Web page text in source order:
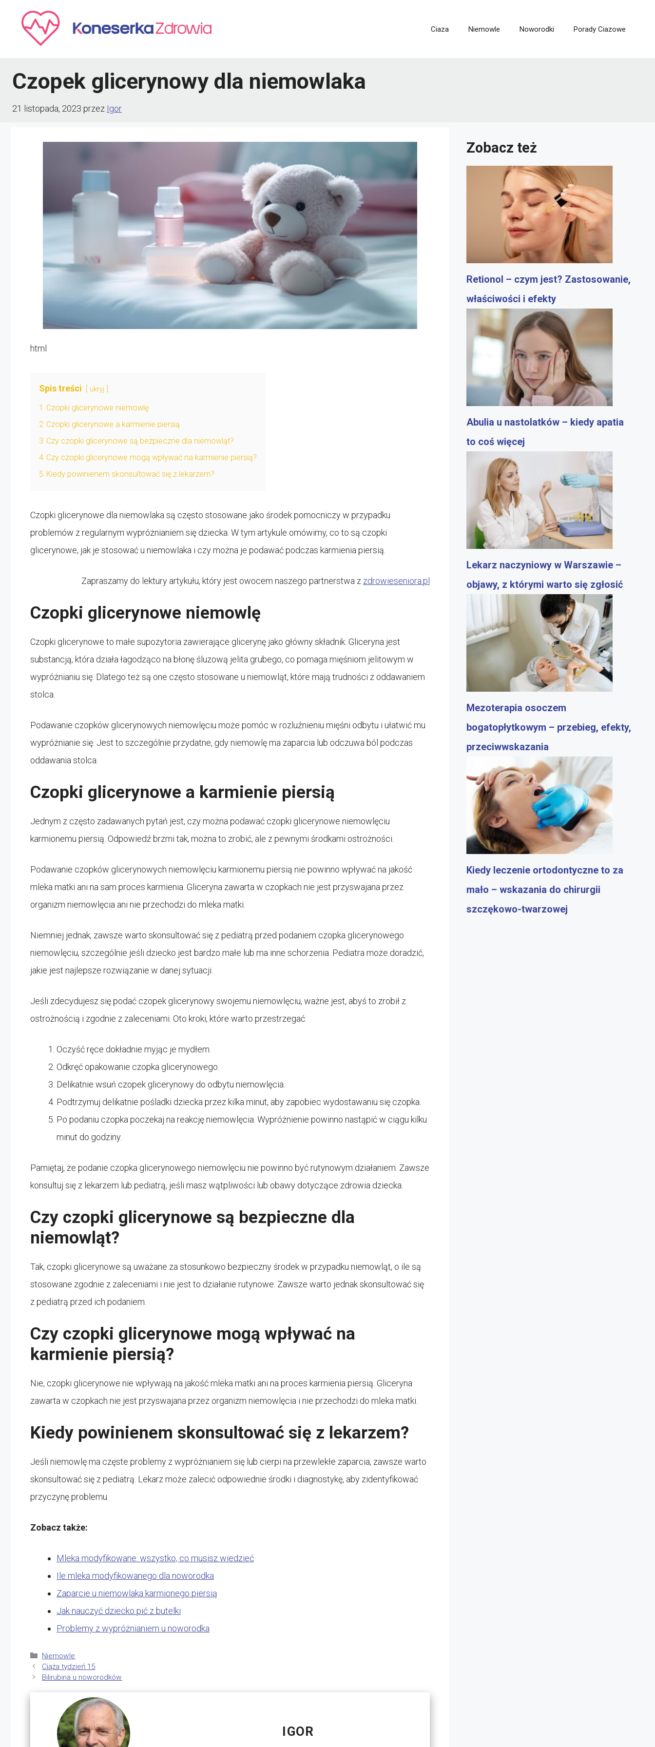
Ciaza Niemowle Noworodki Porady Ciazowe
Czopek glicerynowy dla niemowlaka
21 listopada, 2023 przez Igor
html
Spis treści ukryj
1 Czopki glicerynowe niemowlę
2 Czopki glicerynowe a karmienie piersią
3 Czy czopki glicerynowe są bezpieczne dla niemowląt?
4 Czy czopki glicerynowe mogą wpływać na karmienie piersią?
5 Kiedy powinienem skonsultować się z lekarzem?
Czopki glicerynowe dla niemowlaka są często stosowane jako środek pomocniczy w przypadku
problemów z regularnym wypróżnianiem się dziecka. W tym artykule omówimy, co to są czopki
glicerynowe, jak je stosować u niemowlaka i czy można je podawać podczas karmienia piersią.
Zapraszamy do lektury artykułu, który jest owocem naszego partnerstwa z zdrowieseniora.pl
Czopki glicerynowe niemowlę
Czopki glicerynowe to małe supozytoria zawierające glicerynę jako główny składnik. Gliceryna jest
substancją, która działa łagodząco na błonę śluzową jelita grubego, co pomaga mięśniom jelitowym w
wypróżnianiu się. Dlatego też są one często stosowane u niemowląt, które mają trudności z oddawaniem
stolca.
Podawanie czopków glicerynowych niemowlęciu może pomóc w rozluźnieniu mięśni odbytu i ułatwić mu
wypróżnianie się. Jest to szczególnie przydatne, gdy niemowlę ma zaparcia lub odczuwa ból podczas
oddawania stolca.
Czopki glicerynowe a karmienie piersią
Jednym z często zadawanych pytań jest, czy można podawać czopki glicerynowe niemowlęciu
karmionemu piersią. Odpowiedź brzmi tak, można to zrobić, ale z pewnymi środkami ostrożności.
Podawanie czopków glicerynowych niemowlęciu karmionemu piersią nie powinno wpływać na jakość
mleka matki ani na sam proces karmienia. Gliceryna zawarta w czopkach nie jest przyswajana przez
organizm niemowlęcia ani nie przechodzi do mleka matki.
Niemniej jednak, zawsze warto skonsultować się z pediatrą przed podaniem czopka glicerynowego
niemowlęciu, szczególnie jeśli dziecko jest bardzo małe lub ma inne schorzenia. Pediatra może doradzić,
jakie jest najlepsze rozwiązanie w danej sytuacji.
Jeśli zdecydujesz się podać czopek glicerynowy swojemu niemowlęciu, ważne jest, abyś to zrobił z
ostrożnością i zgodnie z zaleceniami. Oto kroki, które warto przestrzegać:
Oczyść ręce dokładnie myjąc je mydłem.
Odkręć opakowanie czopka glicerynowego.
Delikatnie wsuń czopek glicerynowy do odbytu niemowlęcia.
Podtrzymuj delikatnie pośladki dziecka przez kilka minut, aby zapobiec wydostawaniu się czopka.
Po podaniu czopka poczekaj na reakcję niemowlęcia. Wypróżnienie powinno nastąpić w ciągu kilku
minut do godziny.
Pamiętaj, że podanie czopka glicerynowego niemowlęciu nie powinno być rutynowym działaniem. Zawsze
konsultuj się z lekarzem lub pediatrą, jeśli masz wątpliwości lub obawy dotyczące zdrowia dziecka.
Czy czopki glicerynowe są bezpieczne dla
niemowląt?
Tak, czopki glicerynowe są uważane za stosunkowo bezpieczny środek w przypadku niemowląt, o ile są
stosowane zgodnie z zaleceniami i nie jest to działanie rutynowe. Zawsze warto jednak skonsultować się
z pediatrą przed ich podaniem.
Czy czopki glicerynowe mogą wpływać na
karmienie piersią?
Nie, czopki glicerynowe nie wpływają na jakość mleka matki ani na proces karmienia piersią. Gliceryna
zawarta w czopkach nie jest przyswajana przez organizm niemowlęcia i nie przechodzi do mleka matki.
Kiedy powinienem skonsultować się z lekarzem?
Jeśli niemowlę ma częste problemy z wypróżnianiem się lub cierpi na przewlekłe zaparcia, zawsze warto
skonsultować się z pediatrą. Lekarz może zalecić odpowiednie środki i diagnostykę, aby zidentyfikować
przyczynę problemu.
Zobacz także:
Mleka modyfikowane: wszystko, co musisz wiedzieć
Ile mleka modyfikowanego dla noworodka
Zaparcie u niemowlaka karmionego piersią
Jak nauczyć dziecko pić z butelki
Problemy z wypróżnianiem u noworodka
Kategorie
Niemowle
Ciąża tydzień 15
Bilirubina u noworodków
IGOR
Zobacz też
Retionol – czym jest? Zastosowanie,
właściwości i efekty
Abulia u nastolatków – kiedy apatia
to coś więcej
Lekarz naczyniowy w Warszawie –
objawy, z którymi warto się zgłosić
Mezoterapia osoczem
bogatopłytkowym – przebieg, efekty,
przeciwwskazania
Kiedy leczenie ortodontyczne to za
mało – wskazania do chirurgii
szczękowo-twarzowej